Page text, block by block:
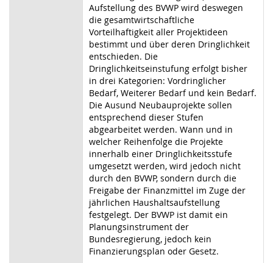
Aufstellung des BVWP wird deswegen
die gesamtwirtschaftliche
Vorteilhaftigkeit aller Projektideen
bestimmt und über deren Dringlichkeit
entschieden. Die
Dringlichkeitseinstufung erfolgt bisher
in drei Kategorien: Vordringlicher
Bedarf, Weiterer Bedarf und kein Bedarf.
Die Ausund Neubauprojekte sollen
entsprechend dieser Stufen
abgearbeitet werden. Wann und in
welcher Reihenfolge die Projekte
innerhalb einer Dringlichkeitsstufe
umgesetzt werden, wird jedoch nicht
durch den BVWP, sondern durch die
Freigabe der Finanzmittel im Zuge der
jährlichen Haushaltsaufstellung
festgelegt. Der BVWP ist damit ein
Planungsinstrument der
Bundesregierung, jedoch kein
Finanzierungsplan oder Gesetz.